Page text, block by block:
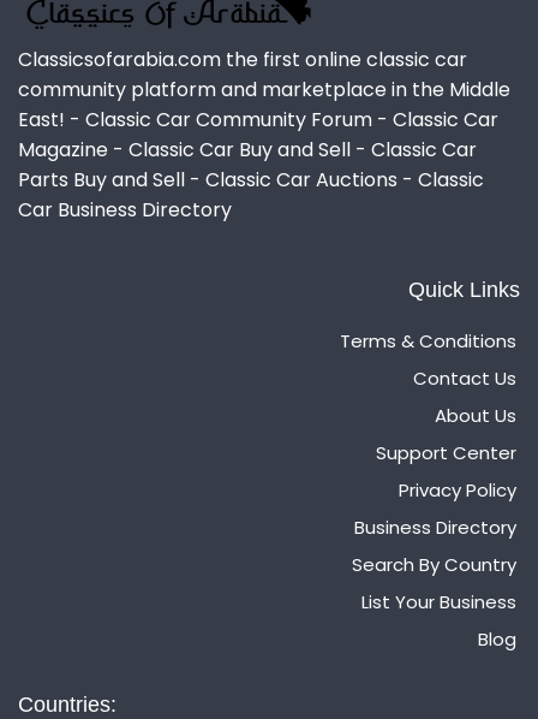
Classicsofarabia.com the first online classic car
community platform and marketplace in the Middle
East! - Classic Car Community Forum - Classic Car
Magazine - Classic Car Buy and Sell - Classic Car
Parts Buy and Sell - Classic Car Auctions - Classic
Car Business Directory
Quick Links
Terms & Conditions
Contact Us
About Us
Support Center
Privacy Policy
Business Directory
Search By Country
List Your Business
Blog
Countries: